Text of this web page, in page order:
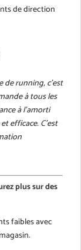
de direction
de running, c'est
à tous les
à l'amorti
efficace. C’est
plus sur des
faibles avec